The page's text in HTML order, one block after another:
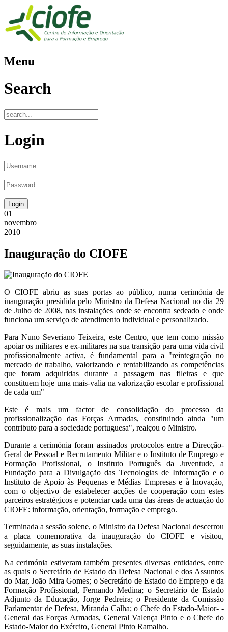
Menu
Search
Login
01
novembro
2010
Inauguração do CIOFE
O CIOFE abriu as suas portas ao público, numa cerimónia de
inauguração presidida pelo Ministro da Defesa Nacional no dia 29
de Julho de 2008, nas instalações onde se encontra sedeado e onde
funciona um serviço de atendimento individual e personalizado.
Para Nuno Severiano Teixeira, este Centro, que tem como missão
apoiar os militares e ex-militares na sua transição para uma vida civil
profissionalmente activa, é fundamental para a "reintegração no
mercado de trabalho, valorizando e rentabilizando as competências
que foram adquiridas durante a passagem nas fileiras e que
constituem hoje uma mais-valia na valorização escolar e profissional
de cada um"
Este é mais um factor de consolidação do processo da
profissionalização das Forças Armadas, constituindo ainda "um
contributo para a sociedade portuguesa", realçou o Ministro.
Durante a cerimónia foram assinados protocolos entre a Direcção-
Geral de Pessoal e Recrutamento Militar e o Instituto de Emprego e
Formação Profissional, o Instituto Português da Juventude, a
Fundação para a Divulgação das Tecnologias de Informação e o
Instituto de Apoio às Pequenas e Médias Empresas e à Inovação,
com o objectivo de estabelecer acções de cooperação com estes
parceiros estratégicos e potenciar cada uma das áreas de actuação do
CIOFE: informação, orientação, formação e emprego.
Terminada a sessão solene, o Ministro da Defesa Nacional descerrou
a placa comemorativa da inauguração do CIOFE e visitou,
seguidamente, as suas instalações.
Na cerimónia estiveram também presentes diversas entidades, entre
as quais o Secretário de Estado da Defesa Nacional e dos Assuntos
do Mar, João Mira Gomes; o Secretário de Estado do Emprego e da
Formação Profissional, Fernando Medina; o Secretário de Estado
Adjunto da Educação, Jorge Pedreira; o Presidente da Comissão
Parlamentar de Defesa, Miranda Calha; o Chefe do Estado-Maior- -
General das Forças Armadas, General Valença Pinto e o Chefe do
Estado-Maior do Exército, General Pinto Ramalho.